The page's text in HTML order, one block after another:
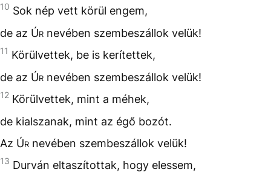
10 Sok nép vett körül engem,
de az Úr nevében szembeszállok velük!
11 Körülvettek, be is kerítettek,
de az Úr nevében szembeszállok velük!
12 Körülvettek, mint a méhek,
de kialszanak, mint az égő bozót.
Az Úr nevében szembeszállok velük!
13 Durván eltaszítottak, hogy elessem,